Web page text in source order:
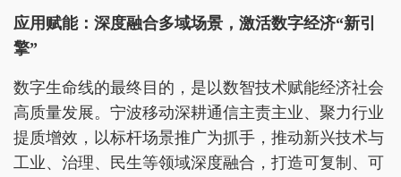
应用赋能：深度融合多域场景，激活数字经济“新引
擎”
数字生命线的最终目的，是以数智技术赋能经济社会
高质量发展。宁波移动深耕通信主责主业、聚力行业
提质增效，以标杆场景推广为抓手，推动新兴技术与
工业、治理、民生等领域深度融合，打造可复制、可